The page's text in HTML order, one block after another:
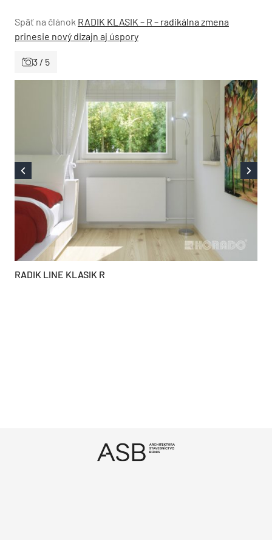
Späť na článok RADIK KLASIK – R – radikálna zmena
prinesie nový dizajn aj úspory
3 / 5
RADIK LINE KLASIK R